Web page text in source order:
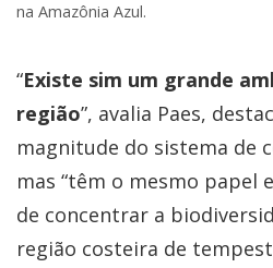
na Amazônia Azul.
“Existe sim um grande
região”, avalia Paes,
magnitude do sistema de
mas “têm o mesmo papel
de concentrar a
região costeira de